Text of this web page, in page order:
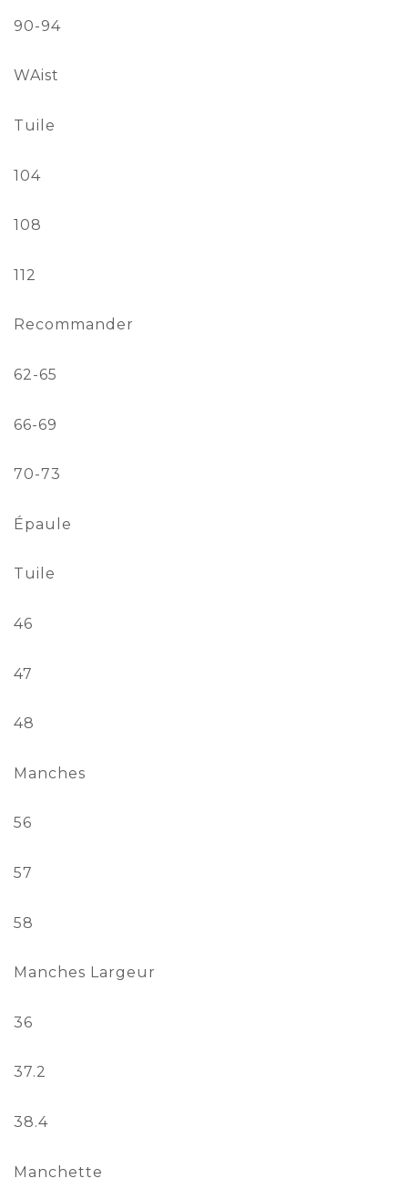
90-94
WAist
Tuile
104
108
112
Recommander
62-65
66-69
70-73
Épaule
Tuile
46
47
48
Manches
56
57
58
Manches Largeur
36
37.2
38.4
Manchette